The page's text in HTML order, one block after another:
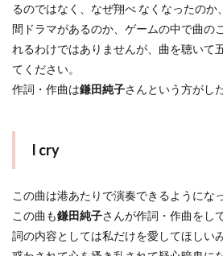
るのではなく、なぜ翔べ なくなったのか
間ドラマがあるのか、ゲームの中で曲の
れるわけではありませんが、曲を聴いて
てください。
作詞・作曲は鎌田純子さんという方がし
I cry
この曲は港あたりで演奏できるようにな
この曲も鎌田純子さんが作詞・作曲をし
詞の内容としては私だけを愛してほしい